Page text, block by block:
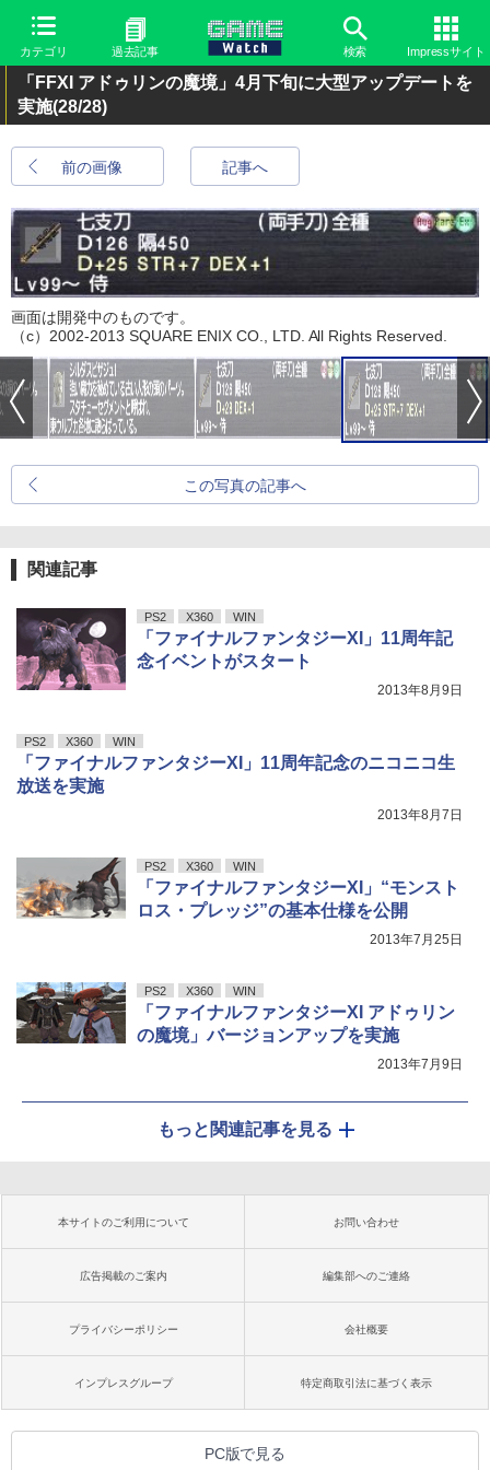
カテゴリ 過去記事 検索 Impressサイト
「FFXI アドゥリンの魔境」4月下旬に大型アップデートを
実施(28/28)
前の画像 記事へ
画面は開発中のものです。
（c）2002-2013 SQUARE ENIX CO., LTD. All Rights Reserved.
この写真の記事へ
関連記事
PS2 X360 WIN
「ファイナルファンタジーXI」11周年記
念イベントがスタート
2013年8月9日
PS2 X360 WIN
「ファイナルファンタジーXI」11周年記念のニコニコ生
放送を実施
2013年8月7日
PS2 X360 WIN
「ファイナルファンタジーXI」“モンスト
ロス・プレッジ”の基本仕様を公開
2013年7月25日
PS2 X360 WIN
「ファイナルファンタジーXI アドゥリン
の魔境」バージョンアップを実施
2013年7月9日
もっと関連記事を見る
本サイトのご利用について お問い合わせ
広告掲載のご案内 編集部へのご連絡
プライバシーポリシー 会社概要
インプレスグループ 特定商取引法に基づく表示
PC版で見る